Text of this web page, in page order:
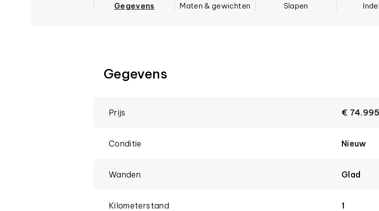
Gegevens Maten & gewichten Slapen
Gegevens
Prijs €
Conditie Nieuw
Wanden Glad
Kilometerstand 1